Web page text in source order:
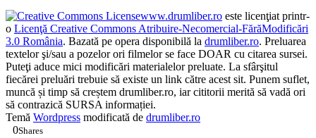
www.drumliber.ro este licenţiat printr-
o Licenţă Creative Commons Atribuire-Necomercial-FărăModificări
3.0 România. Bazată pe opera disponibilă la drumliber.ro. Preluarea
textelor şi/sau a pozelor ori filmelor se face DOAR cu citarea sursei.
Puteţi aduce mici modificări materialelor preluate. La sfârşitul
fiecărei preluări trebuie să existe un link către acest sit. Punem suflet,
muncă și timp să creștem drumliber.ro, iar cititorii merită să vadă ori
să contrazică SURSA informației.
Temă Wordpress modificată de drumliber.ro
0Shares